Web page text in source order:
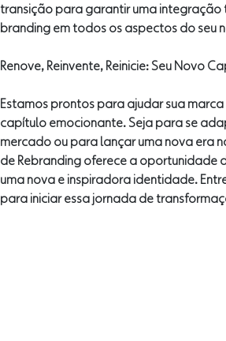
transição para garantir uma integração
branding em todos os aspectos do seu
Renove, Reinvente, Reinicie: Seu Novo
Estamos prontos para ajudar sua
capítulo emocionante. Seja para se
mercado ou para lançar uma nova era
de Rebranding oferece a oportunidade
uma nova e inspiradora identidade.
para iniciar essa jornada de